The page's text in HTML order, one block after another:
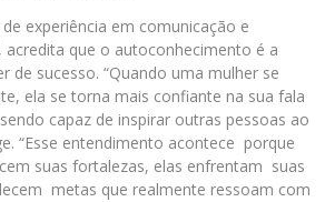
experiência em comunicação e
acredita que o autoconhecimento é a
de sucesso. “Quando uma mulher se
ela se torna mais confiante na sua fala
capaz de inspirar outras pessoas ao
“Esse entendimento acontece porque
suas fortalezas, elas enfrentam suas
metas que realmente ressoam com